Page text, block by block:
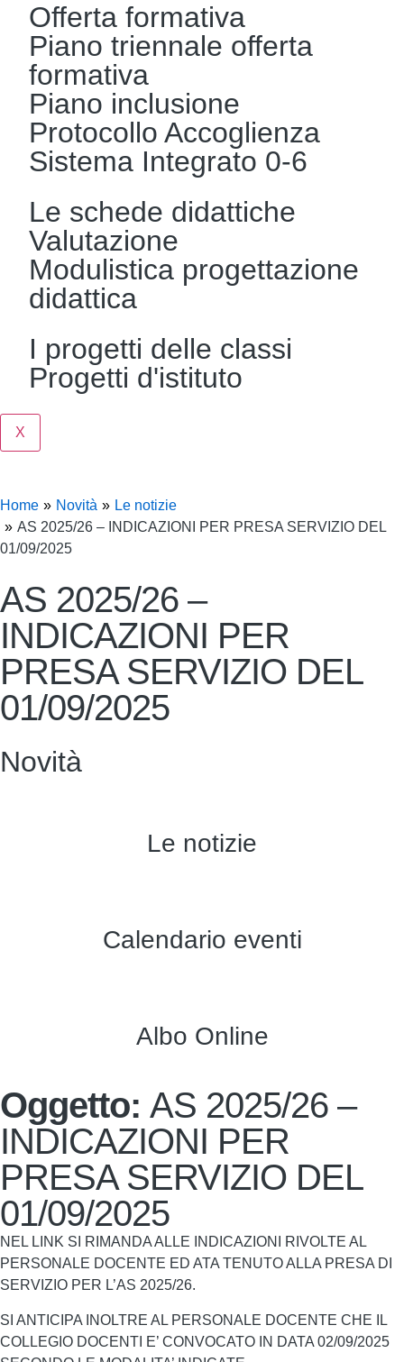
Offerta formativa
Piano triennale offerta
formativa
Piano inclusione
Protocollo Accoglienza
Sistema Integrato 0-6
Le schede didattiche
Valutazione
Modulistica progettazione
didattica
I progetti delle classi
Progetti d'istituto
X
Home Novità
Le notizie
AS 2025/26 – INDICAZIONI PER PRESA SERVIZIO DEL
01/09/2025
AS 2025/26 –
INDICAZIONI PER
PRESA SERVIZIO DEL
01/09/2025
Novità
Le notizie
Calendario eventi
Albo Online
Oggetto: AS 2025/26 –
INDICAZIONI PER
PRESA SERVIZIO DEL
01/09/2025
NEL LINK SI RIMANDA ALLE INDICAZIONI RIVOLTE AL
PERSONALE DOCENTE ED ATA TENUTO ALLA PRESA DI
SERVIZIO PER L’AS 2025/26.
SI ANTICIPA INOLTRE AL PERSONALE DOCENTE CHE IL
COLLEGIO DOCENTI E’ CONVOCATO IN DATA 02/09/2025